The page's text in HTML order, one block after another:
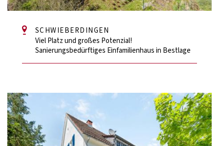
SCHWIEBERDINGEN
Viel Platz und großes Potenzial!
Sanierungsbedürftiges Einfamilienhaus in Bestlage